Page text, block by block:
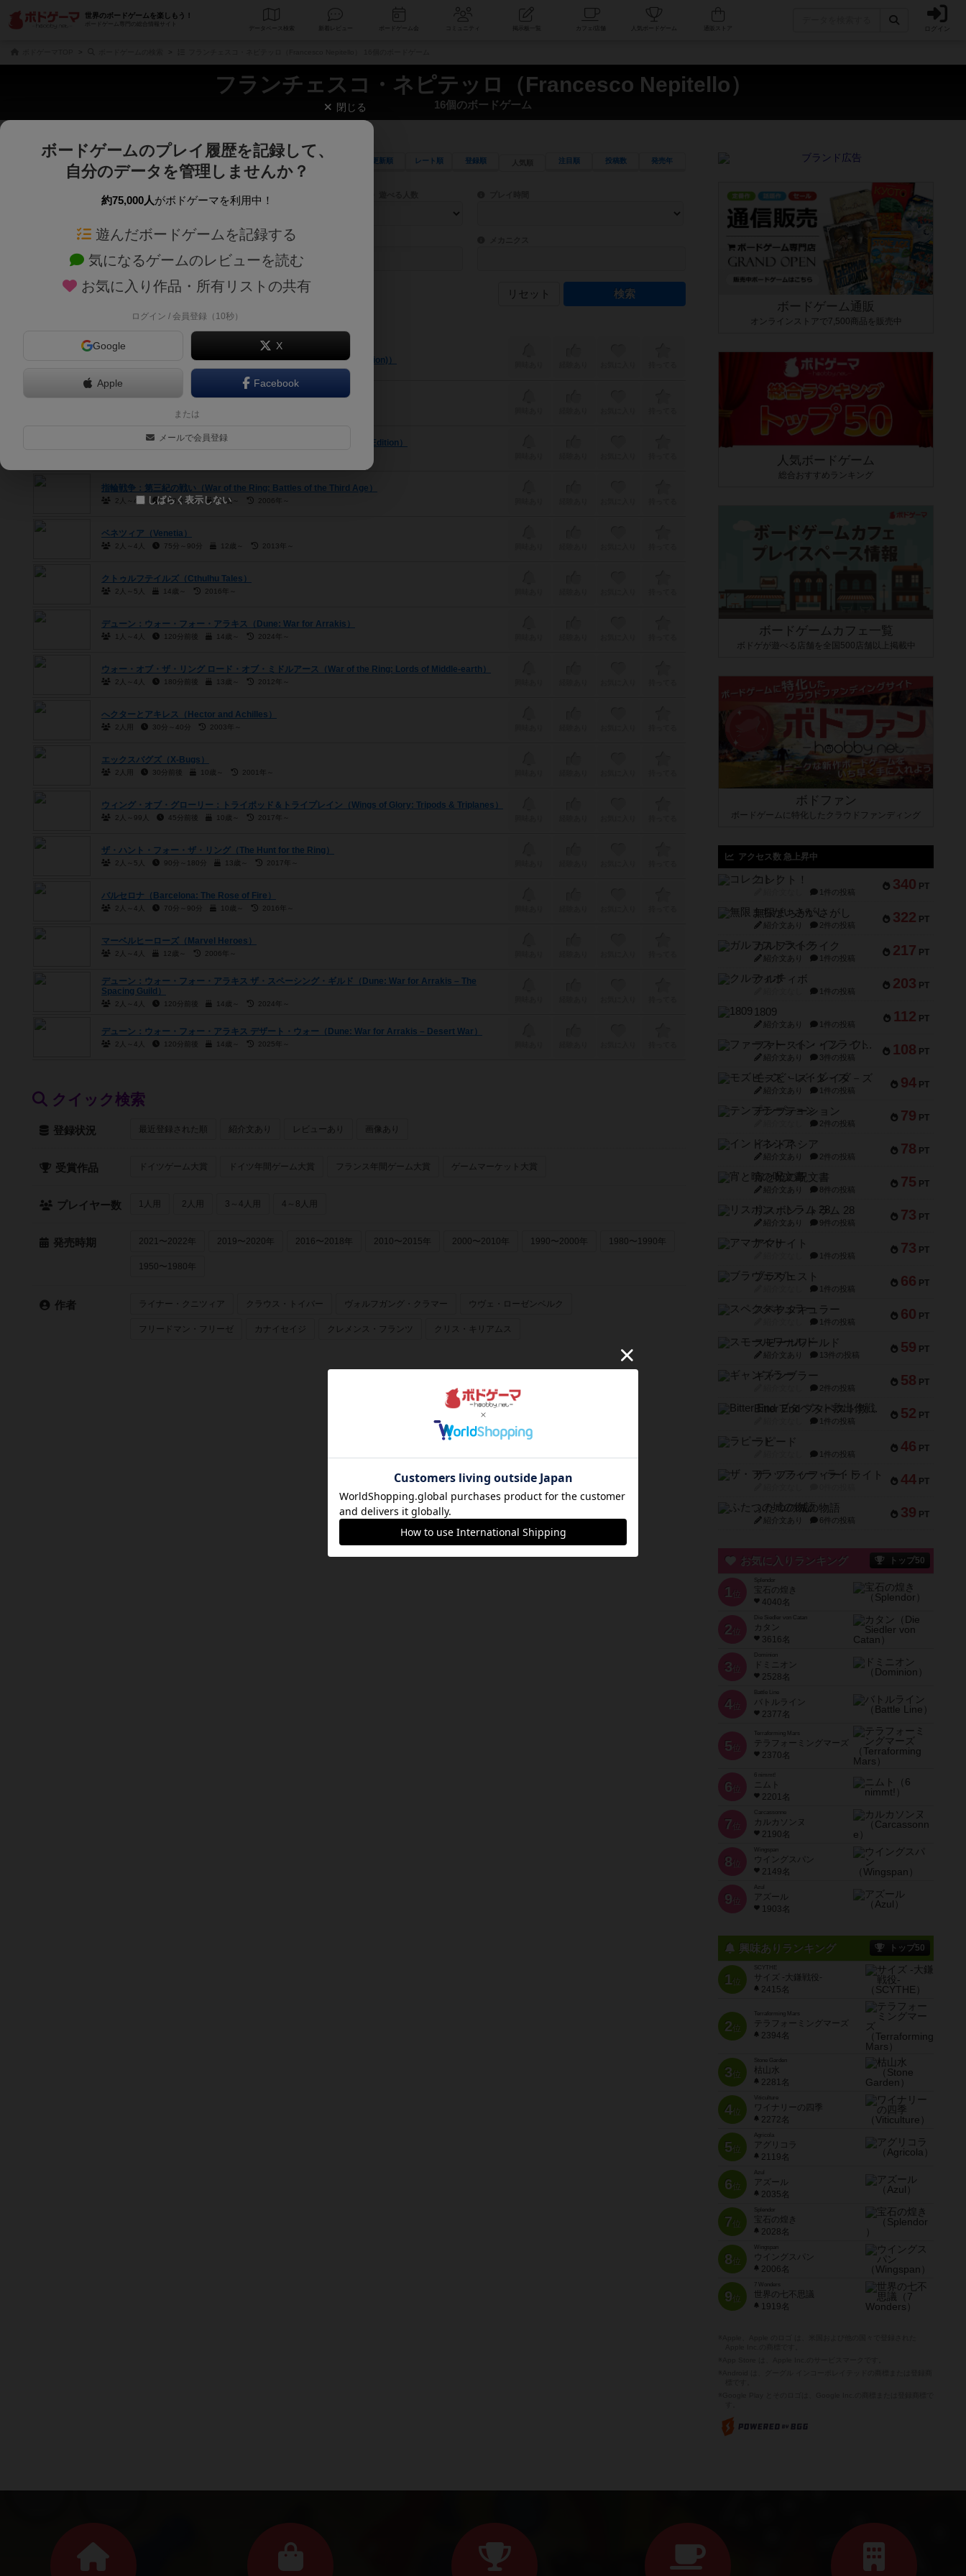
世界のボードゲームを楽しもう！
ボードゲーム専門の総合情報サイト
データベース コミュニティ 人気ボードゲーム ログイン
フランチェスコ・ネピテッロ（Francesco Nepitello）
16個のボードゲーム
じっくり表示 さくさく表示 更新順 レート順 登録順 注目順 投稿数 発売年
商品名、商品説明文、デザイナー名、テーマ名、メカニクス名を対象にフリーワード検索ができます。
ゲームデザイナー名を指定して検索できます。
ゲームデザイナー 目安となる所要時間を指定することができます。マニュアルを読む時間や参加者へのルール説明時間は含まれていないため、初めて
対象年齢を指定します。 世界観や登場人物などモチーフ・ストーリーを指定することができます。直感的にゲームシステムを理解できるよう、中世ファンタジー・クッキング・海賊同士の対決など、ゲームコンセプトを絞
テーマ/フレーバー ゲーム性を構成するコアシステムです。主にボードゲームに慣れている方向けの絞込機能です。例えば「ダイスロール」はランダ
リセット
ウォー・オブ・ザ・リング（第二版）（War of the Ring (Second Edition)）
150分～180分
指輪戦争（War of the Ring）
360分～380分
指輪戦争：コレクターズエディション（War of the Ring: Collector's Edition）
指輪戦争：第三紀の戦い（War of the Ring: Battles of the Third Age）
2人～4人 180分前後 12歳～ 2006年～
ベネツィア（Venetia）
2人～4人 75分～90分 12歳～ 2013年～
クトゥルフテイルズ（Cthulhu Tales）
2人～5人 14歳～ 2016年～
デューン：ウォー・フォー・アラキス（Dune: War for Arrakis）
1人～4人 120分前後 14歳～ 2024年～
ウォー・オブ・ザ・リング ロード・オブ・ミドルアース（War of the Ring: Lords of Middle-earth）
2人～4人 180分前後 13歳～ 2012年～
へクターとアキレス（Hector and Achilles）
2人用 30分～40分 2003年～
エックスバグズ（X-Bugs）
2人用 30分前後 10歳～ 2001年～
ウィング・オブ・グローリー：トライポッド＆トライプレイン（Wings of Glory: Tripods & Triplanes）
2人～99人 45分前後 10歳～ 2017年～
ザ・ハント・フォー・ザ・リング（The Hunt for the Ring）
2人～5人 90分～180分 13歳～ 2017年～
バルセロナ（Barcelona: The Rose of Fire）
2人～4人 70分～90分 10歳～ 2016年～
マーベルヒーローズ（Marvel Heroes）
2人～4人 12歳～ 2006年～
デューン：ウォー・フォー・アラキス ザ・スペーシング・ギルド（Dune: War for Arrakis – The
Spacing Guild）
2人～4人 120分前後 14歳～ 2024年～
デューン：ウォー・フォー・アラキス デザート・ウォー（Dune: War for Arrakis – Desert War）
2人～4人 120分前後 14歳～ 2025年～
クイック検索
登録状況 最近登録された順 紹介文あり レビューあり 画像あり
受賞作品 ドイツゲーム大賞 ドイツ年間ゲーム大賞 フランス年間ゲーム大賞 ゲームマーケット大賞
プレイヤー数 1人用 2人用 3～4人用 4～8人用
発売時期 2021〜2022年 2019〜2020年 2016〜2018年 2010〜2015年 2000〜2010年 1990〜2000年 1980〜1990年
1950〜1980年
作者 ライナー・クニツィア クラウス・トイバー ヴォルフガング・クラマー ウヴェ・ローゼンベルク
フリードマン・フリーゼ カナイセイジ クレメンス・フランツ クリス・キリアムス
ボードゲーム通販
オンラインストアで7,500商品を販売中
人気ボードゲーム
総合おすすめランキング
ボードゲームカフェ一覧
ボドゲが遊べる店舗を全国500店舗以上掲載中
ボドファン
ボードゲームに特化したクラウドファンディング
アクセス数 急上昇中
340 PT
コレクト！
1件の投稿
322 PT
無限まちがいさがし
紹介文あり 2件の投稿
217 PT
ガルフストライク
紹介文あり 1件の投稿
203 PT
クルティボ
1件の投稿
112 PT
1809
紹介文あり 1件の投稿
108 PT
ファースト・イン・フライト
紹介文あり 3件の投稿
94 PT
モズビ－ズ・レイダ－ズ
紹介文あり 1件の投稿
79 PT
テンプテーション
2件の投稿
78 PT
インドネシア
紹介文あり 2件の投稿
75 PT
宵と暁の呪文書
紹介文あり 8件の投稿
73 PT
リスボン・トラム 28
紹介文あり 9件の投稿
73 PT
アマナイト
1件の投稿
66 PT
ブラヴェスト
1件の投稿
60 PT
スペクタキュラー
1件の投稿
59 PT
スモールワールド
紹介文あり 13件の投稿
58 PT
ギャンブラー
2件の投稿
52 PT
Bitter End ブタペスト救出作戦
1件の投稿
46 PT
ラピード
1件の投稿
44 PT
ザ・フラッフィー・ライト
39 PT
ふたつの城の物語
紹介文あり 6件の投稿
お気に入りランキング トップ50
1 位
宝石の煌き
4040名
2 位
Die Siedler von Catan
カタン
3616名
3 位
ドミニオン
2528名
4位
Battle Line
バトルライン
2377名
5 位
Terraforming Mars
テラフォーミングマーズ
2370名
6 位
ニムト
2201名
7 位
Carcassonne
カルカソンヌ
2190名
8 位
Wingspan
ウイングスパン
2149名
9 位
Azul
アズール
1903名
興味ありランキング トップ50
1位
SCYTHE
サイズ -大鎌戦役-
2415名
2位
Terraforming Mars
テラフォーミングマーズ
2394名
3位
Stone Garden
枯山水
2281名
4位
Viticulture
ワイナリーの四季
2272名
5位
Agricola
アグリコラ
2119名
6位
Azul
アズール
2035名
7位
宝石の煌き
2028名
8位
Wingspan
ウイングスパン
2006名
9位
7 Wonders
世界の七不思議
1919名
閉じる
ボードゲームのプレイ履歴を記録して、
自分のデータを管理しませんか？
約75,000人がボドゲーマを利用中！
遊んだボードゲームを記録する
気になるゲームのレビューを読む
お気に入り作品・所有リストの共有
ログイン / 会員登録（10秒）
Google X
Apple Facebook
または
メールで会員登録
しばらく表示しない